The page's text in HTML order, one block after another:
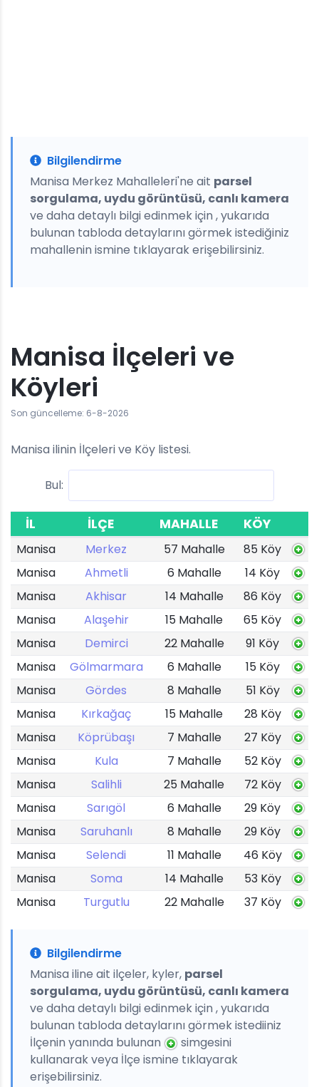
Bilgilendirme
Manisa Merkez Mahalleleri'ne ait parsel
sorgulama, uydu görüntüsü, canlı kamera
ve daha detaylı bilgi edinmek için , yukarıda
bulunan tabloda detaylarını görmek istediğiniz
mahallenin ismine tıklayarak erişebilirsiniz.
Manisa İlçeleri ve
Köyleri
Son güncelleme: 6-8-2026
Manisa ilinin İlçeleri ve Köy listesi.
Bul:
İL İLÇE MAHALLE KÖY
Manisa Merkez 57 Mahalle
85 Köy
Manisa
Ahmetli 6 Mahalle
14 Köy
Manisa
Akhisar 14 Mahalle
86 Köy
Manisa
Alaşehir 15 Mahalle
65 Köy
Manisa
Demirci 22 Mahalle
91 Köy
Manisa
Gölmarmara 6 Mahalle
15 Köy
Manisa
Gördes 8 Mahalle
51 Köy
Manisa
Kırkağaç 15 Mahalle
28 Köy
Manisa
Köprübaşı 7 Mahalle
27 Köy
Manisa
Kula 7 Mahalle
52 Köy
Manisa
Salihli 25 Mahalle
72 Köy
Manisa
Sarıgöl 6 Mahalle
29 Köy
Manisa
Saruhanlı 8 Mahalle
29 Köy
Manisa
Selendi 11 Mahalle
46 Köy
Manisa
Soma 14 Mahalle
53 Köy
Manisa
Turgutlu 22 Mahalle 37 Köy
Bilgilendirme
Manisa iline ait ilçeler, kyler, parsel
sorgulama, uydu görüntüsü, canlı kamera
ve daha detaylı bilgi edinmek için , yukarıda
bulunan tabloda detaylarını görmek istediiniz
İlçenin yanında bulunan
simgesini
kullanarak veya İlçe ismine tıklayarak
erişebilirsiniz.